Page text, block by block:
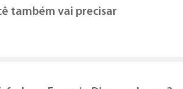
também vai precisar